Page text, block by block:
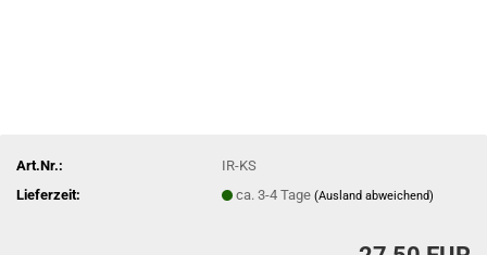
Art.Nr.:
IR-KS
Lieferzeit:
ca. 3-4 Tage(Ausland abweichend)